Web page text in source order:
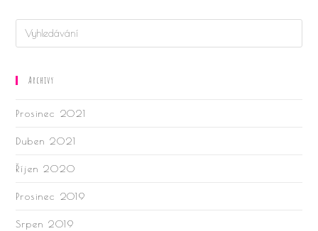
Archivy
Prosinec 2021
Duben 2021
Říjen 2020
Prosinec 2019
Srpen 2019